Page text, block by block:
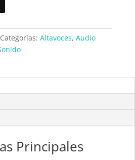
Categorías: Altavoces, Audio
Principales